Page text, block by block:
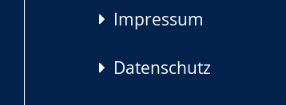
Impressum
Datenschutz